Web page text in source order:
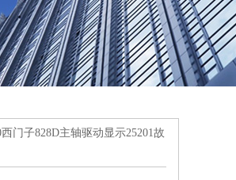
门子828D主轴驱动显示25201故